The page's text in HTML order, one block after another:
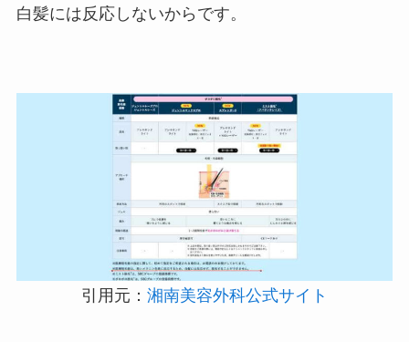
白髪には反応しないからです。
引用元： 湘南美容外科公式サイト